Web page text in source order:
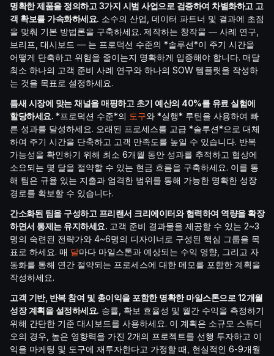
명확한 제품을 정의하고 3가지 시범 사업으로 검증하여 차별화하고 고
객 확보를 가속화하세요. 소수의 산업, 데이터 파트너 및 결과에 초점
을 맞춰 기본 방법론을 구축하세요. 제작하는 창작물 — 사례 연구,
브리프, 대시보드 — 는 프로덕션 수준의 *솔루션*이 주기 시간을
어떻게 단축하고 위험을 줄이는지 명확하게 입증해야 합니다. 매달
최소 하나의 고객 준비 사례 연구와 하나의 SOW 템플릿을 작성하
는 것을 목표로 설정하세요.
틈새 시장에 맞는 채널을 매핑하고 초기 예산의 40%를 유료 실험에
할당하세요. *프로덕션 수준*의 도구와 *실행* 루틴을 사용하여 빠
른 성과를 달성하세요. 오래된 프로세스를 고급 *솔루션*으로 대체
하여 주기 시간을 단축하고 고객 만족도를 높일 수 있습니다. 반복
가능성을 확인하기 위해 최소 6개월 동안 성과를 추적하고 협상에
소요되는 몇 달을 절약할 수 있는 현금 흐름을 구축하세요. 이를 통
해 팀은 규율 있는 지출과 엄격한 범위를 통해 가능한 명확한 성장
경로를 확보할 수 있습니다.
간소화된 팀을 구성하고 프리랜서 크리에이터와 협력하여 역량을 확장
하면서 통제는 유지하세요. 고객 준비 결과물을 제공할 수 있는 2~3
명의 숙련된 전략가와 4~6명의 디자이너로 구성된 핵심 그룹을 목
표로 하세요. 매 달마다 마일스톤과 예상되는 수익 영향, 그리고 자
동화를 통해 연간 절약되는 프로세스에 대한 메모를 포함한 계획을
작성하세요.
고객 기반, 반복 참여 및 총이익을 포함한 명확한 마일스톤으로 12개월
성장 계획을 설정하세요. 승률, 확보 효율성 및 월간 수익을 측정하기
위해 간단한 기준 대시보드를 사용하세요. 이 계획은 소규모 스튜디
오의 경우, 높은 영향력을 가진 2개의 프로젝트를 선행 투자하고 이
익을 마케팅 및 도구에 재투자한다고 가정할 때, 현실적인 6-9개월